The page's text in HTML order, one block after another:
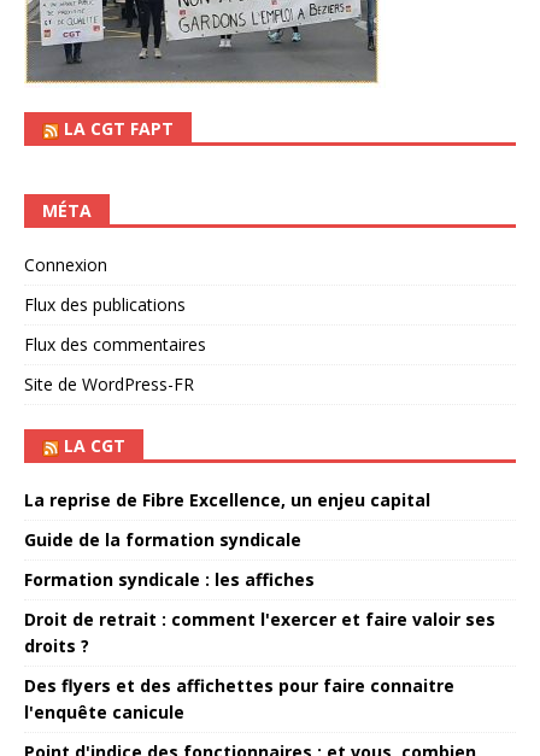
LA CGT FAPT
MÉTA
Connexion
Flux des publications
Flux des commentaires
Site de WordPress-FR
LA CGT
La reprise de Fibre Excellence, un enjeu capital
Guide de la formation syndicale
Formation syndicale : les affiches
Droit de retrait : comment l'exercer et faire valoir ses
droits ?
Des flyers et des affichettes pour faire connaitre
l'enquête canicule